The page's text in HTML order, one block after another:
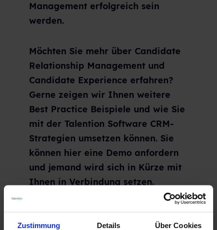
Zustimmung Details Über Cookies
Management erfolgreich sein
werden.
Möchten Sie mehr über Candidate
Relationship Management und
Candidate Experience erfahren?
Gerne zeigen wir Ihnen weitere
Best Practice Beispiele und wie Sie
mit der Talention Software CRM-
Strategien umsetzen können. Sie
können hier eine Demo anfordern
und jemand wird sich in Kürze mit
Ihnen in Verbindung setzen.
Fordern Sie jetzt eine Demo an.